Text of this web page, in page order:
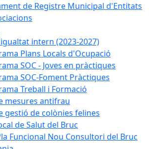
de Registre Municipal d'Entitats
intern (2023-2027)
Plans Locals d'Ocupació
SOC - Joves en pràctiques
SOC-Foment Pràctiques
Treball i Formació
mesures antifrau
gestió de colònies felines
de Salut del Bruc
Funcional Nou Consultori del Bruc